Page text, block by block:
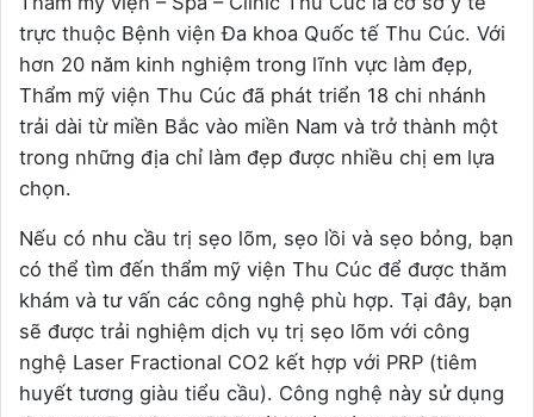
trực thuộc Bệnh viện Đa khoa Quốc tế Thu Cúc. Với
hơn 20 năm kinh nghiệm trong lĩnh vực làm đẹp,
Thẩm mỹ viện Thu Cúc đã phát triển 18 chi nhánh
trải dài từ miền Bắc vào miền Nam và trở thành một
trong những địa chỉ làm đẹp được nhiều chị em lựa
chọn.
Nếu có nhu cầu trị sẹo lõm, sẹo lồi và sẹo bỏng, bạn
có thể tìm đến thẩm mỹ viện Thu Cúc để được thăm
khám và tư vấn các công nghệ phù hợp. Tại đây, bạn
sẽ được trải nghiệm dịch vụ trị sẹo lõm với công
nghệ Laser Fractional CO2 kết hợp với PRP (tiêm
huyết tương giàu tiểu cầu). Công nghệ này sử dụng